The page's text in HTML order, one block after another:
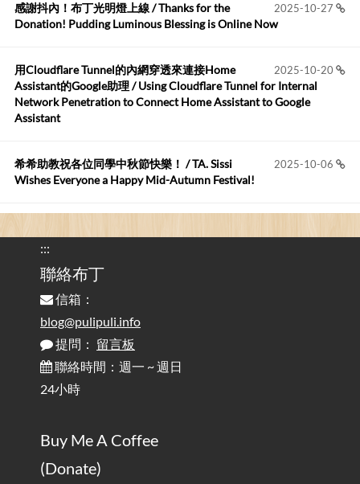
2026-05-17
布丁布丁吃布丁:
我目前並沒有常駐的Google Home...
2026-05-15
Robertmycs:
這篇WinXP公用電腦安裝與優化的步驟超...
您好,首先肯定感謝您造福許多莘莘學子。有...
2025-10-27
感謝抖內！布丁光明燈上線 / Thanks for the
Donation! Pudding Luminous Blessing is Online Now
2025-10-20
用Cloudflare Tunnel的內網穿透來連接Home
Assistant的Google助理 / Using Cloudflare Tunnel for Internal
Network Penetration to Connect Home Assistant to Google
Assistant
2025-10-06
希希助教祝各位同學中秋節快樂！ / TA. Sissi
Wishes Everyone a Happy Mid-Autumn Festival!
的問題 / Are You Tired of Looking at the Computer? Pay More
Attention to Glare Than the Screen
為何桌前打字總是腰痠背痛？桌子高度和螢幕高度
對人體工學的影響 / The Effect of Desk and Monitor Height on
Ergonomics: Why Does Typing at a Desk Often Lead to Back Pain?
行動網路無法連線？三星手機簡易解決方案
/ Mobile Network Not Connecting? Easy Solutions for Samsung
實作相容OpenAI API，但背後不是OpenAI的API服
務 / Implementing OpenAI API-Compatible Services, But Not
:::
聯絡布丁
信箱：
blog@pulipuli.info
提問： 留言板
聯絡時間：週一 ~ 週日
24小時
Buy Me A Coffee
(Donate)